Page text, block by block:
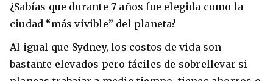
¿Sabías que durante 7 años fue elegida como la
ciudad “más vivible” del planeta?
Al igual que Sydney, los costos de vida son
bastante elevados pero fáciles de sobrellevar si